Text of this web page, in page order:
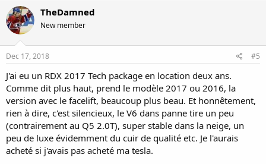
TheDamned
New member
Dec 17, 2018 #5
J'ai eu un RDX 2017 Tech package en location deux ans.
Comme dit plus haut, prend le modèle 2017 ou 2016, la
version avec le facelift, beaucoup plus beau. Et honnêtement,
rien à dire, c'est silencieux, le V6 dans panne tire un peu
(contrairement au Q5 2.0T), super stable dans la neige, un
peu de luxe évidemment du cuir de qualité etc. Je l'aurais
acheté si j'avais pas acheté ma tesla.